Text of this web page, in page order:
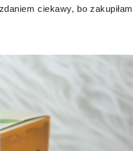
ciekawy, bo zakupiłam